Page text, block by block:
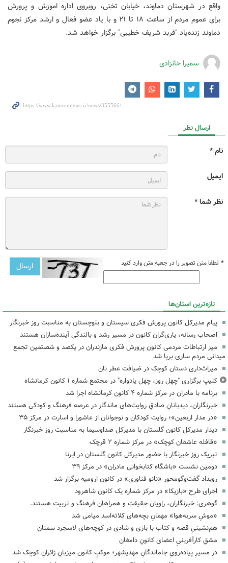
واقع در شهرستان دماوند، خیابان تختی، روبروی اداره اموزش و پرورش
برای عموم مردم از ساعت ۱۸ تا ۲۱ و با یاد عضو فعال و ارشد مرکز نجوم
دماوند زنده‌یاد "فربد شریف خطیبی" برگزار خواهد شد.
سمیرا خانزادی
ارسال نظر
نام *
ایمیل
نظر شما *
* لطفا متن تصویر را در جعبه متن وارد کنید
تازه‌ترین استان‌ها
پیام مدیرکل کانون پرورش فکری سیستان و بلوچستان به مناسبت روز خبرنگار
اصحاب رسانه، یاری‌گران کانون در مسیر رشد و بالندگی آینده‌سازان هستند
میز ارتباطات مردمی کانون پرورش فکری مازندران در یکصد و شصتمین تجمع
میدانی مردم ساری برپا شد
میراث‌داری دستان کوچک در ضیافت عطر نان
کلیپ برگزاری "چهل روز، چهل یادواره" در مجتمع شماره ۱ کانون کرمانشاه
برنامه با مادران در مرکز شماره ۴ کانون کرمانشاه اجرا شد
خبرنگاران، دیدبانانِ صادقِ روایت‌های ماندگار در عرصه فرهنگ و کودکی هستند
«در مدار اربعین»؛ روایت کودکان و نوجوانان از عاشورا و اسارت در مرکز ۳۵
دیدار مدیرکل کانون گلستان با مدیرکل صداوسیما به مناسبت روز خبرنگار
«قافله عاشقان کوچک» در مرکز شماره ۲ قرچک
تبریک روز خبرنگار با حضور مدیرکل کانون گلستان در ایرنا
دومین نشست «باشگاه کتابخوانی مادران» در مرکز ۳۹
رویداد گفت‌وگومحور «نانو فناوری» در کانون ارومیه برگزار شد
اجرای طرح «بازیکا» در مرکز شماره یک کانون شاهرود
گوهری: خبرنگاران، راویان حقیقت و همراهان فرهنگ و تربیت هستند.
«موشِ سربه‌هوا» مهمانِ بچه‌های کلاته‌اسد میامی شد
هم‌نشینیِ قصه و کتاب با بازی و شادی در کوچه‌های لاسجرد سمنان
مشقِ کارآفرینیِ اعضای کانونِ دامغان
در مسیرِ پیاده‌رویِ جاماندگانِ مهدیشهر؛ موکبِ کانون میزبانِ زائرانِ کوچک شد